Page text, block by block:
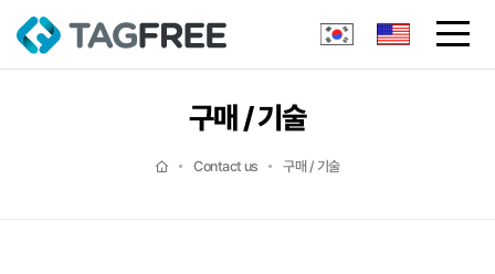
구매 / 기술
Contact us 구매 / 기술